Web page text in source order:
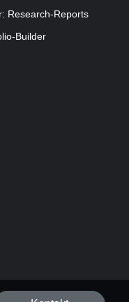
Research-Reports
Builder